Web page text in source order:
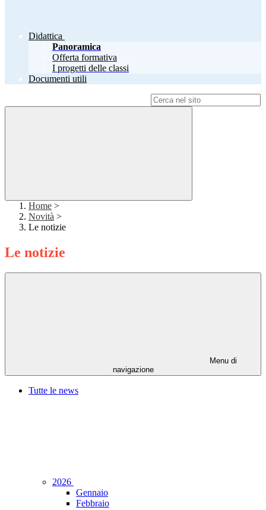
Didattica
Panoramica
Offerta formativa
I progetti delle classi
Documenti utili
Home >
Novità >
Le notizie
Le notizie
Menu di
navigazione
Tutte le news
2026
Gennaio
Febbraio